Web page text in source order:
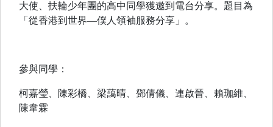
大使、扶輪少年團的高中同學獲邀到電台分享。題目為
「從香港到世界—僕人領袖服務分享」。
參與同學：
柯嘉瑩、陳彩橋、梁藹晴、鄧倩儀、連啟晉、賴珈維、
陳韋霖